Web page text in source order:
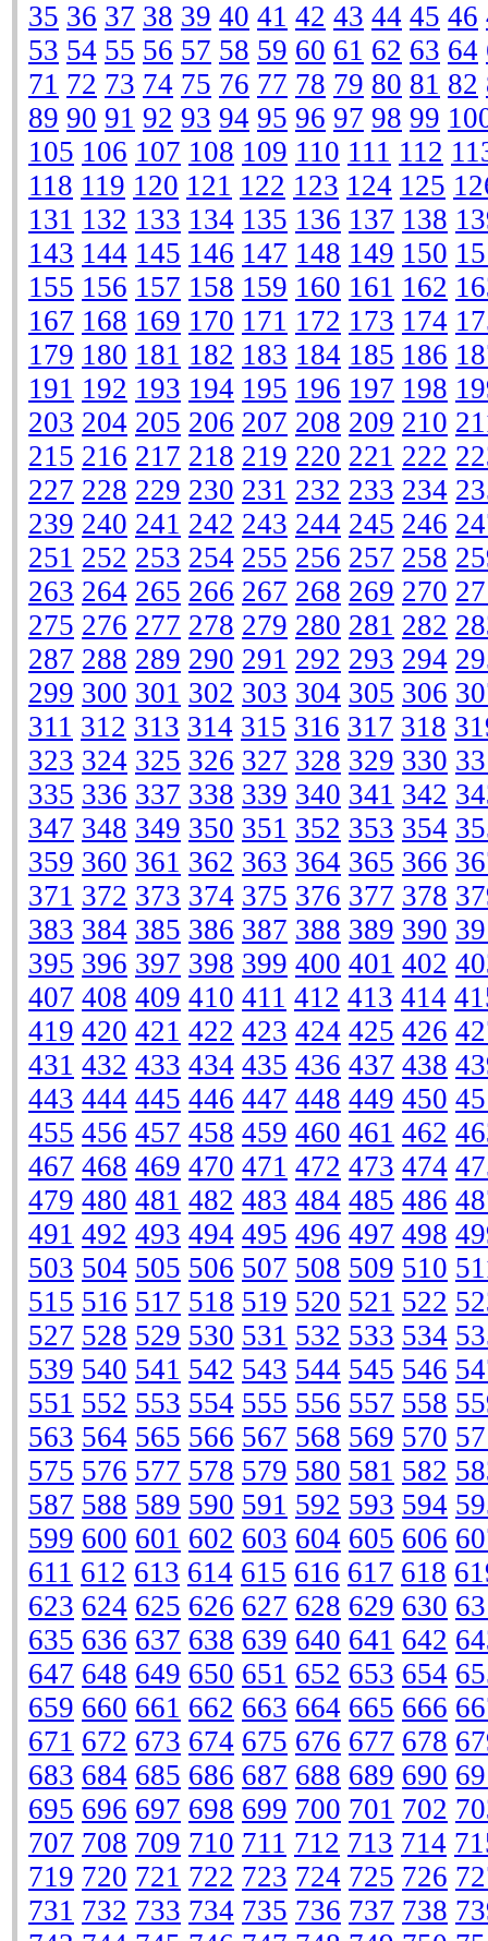
35 36 37 38 39 40 41 42 43 44 45 46
53 54 55 56 57 58 59 60 61 62 63 64
71 72 73 74 75 76 77 78 79 80 81 82
89 90 91 92 93 94 95 96 97 98 99
105 106 107 108 109 110 111 112
118 119 120 121 122 123 124 125
131 132 133 134 135 136 137 138
143 144 145 146 147 148 149 150
155 156 157 158 159 160 161 162
167 168 169 170 171 172 173 174
179 180 181 182 183 184 185 186
191 192 193 194 195 196 197 198
203 204 205 206 207 208 209 210
215 216 217 218 219 220 221 222
227 228 229 230 231 232 233 234
239 240 241 242 243 244 245 246
251 252 253 254 255 256 257 258
263 264 265 266 267 268 269 270
275 276 277 278 279 280 281 282
287 288 289 290 291 292 293 294
299 300 301 302 303 304 305 306
311 312 313 314 315 316 317 318
323 324 325 326 327 328 329 330
335 336 337 338 339 340 341 342
347 348 349 350 351 352 353 354
359 360 361 362 363 364 365 366
371 372 373 374 375 376 377 378
383 384 385 386 387 388 389 390
395 396 397 398 399 400 401 402
407 408 409 410 411 412 413 414
419 420 421 422 423 424 425 426
431 432 433 434 435 436 437 438
443 444 445 446 447 448 449 450
455 456 457 458 459 460 461 462
467 468 469 470 471 472 473 474
479 480 481 482 483 484 485 486
491 492 493 494 495 496 497 498
503 504 505 506 507 508 509 510
515 516 517 518 519 520 521 522
527 528 529 530 531 532 533 534
539 540 541 542 543 544 545 546
551 552 553 554 555 556 557 558
563 564 565 566 567 568 569 570
575 576 577 578 579 580 581 582
587 588 589 590 591 592 593 594
599 600 601 602 603 604 605 606
611 612 613 614 615 616 617 618
623 624 625 626 627 628 629 630
635 636 637 638 639 640 641 642
647 648 649 650 651 652 653 654
659 660 661 662 663 664 665 666
671 672 673 674 675 676 677 678
683 684 685 686 687 688 689 690
695 696 697 698 699 700 701 702
707 708 709 710 711 712 713 714
719 720 721 722 723 724 725 726
731 732 733 734 735 736 737 738